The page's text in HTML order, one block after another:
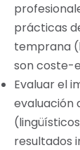
prácticas
temprana
son coste-
Evaluar el
evaluación
resultados